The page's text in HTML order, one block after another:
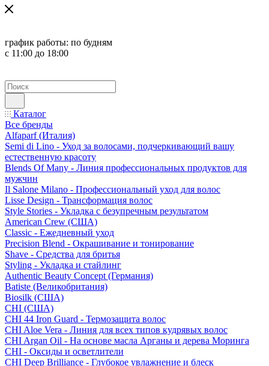
график работы: по будням
с 11:00 до 18:00
Каталог
Все бренды
Alfaparf (Италия)
Semi di Lino - Уход за волосами, подчеркивающий вашу
естественную красоту
Blends Of Many - Линия профессиональных продуктов для
мужчин
Il Salone Milano - Профессиональный уход для волос
Lisse Design - Трансформация волос
Style Stories - Укладка с безупречным результатом
American Crew (США)
Classic - Ежедневный уход
Precision Blend - Окрашивание и тонирование
Shave - Средства для бритья
Styling - Укладка и стайлинг
Authentic Beauty Concept (Германия)
Batiste (Великобритания)
Biosilk (США)
CHI (США)
CHI 44 Iron Guard - Термозащита волос
CHI Aloe Vera - Линия для всех типов кудрявых волос
CHI Argan Oil - На основе масла Арганы и дерева Моринга
CHI - Оксиды и осветлители
CHI Deep Brilliance - Глубокое увлажнение и блеск